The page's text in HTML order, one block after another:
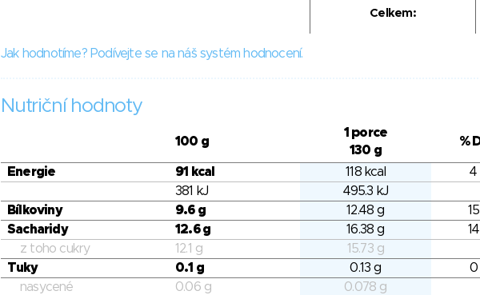
Celkem:
Jak hodnotíme? Podívejte se na náš systém hodnocení.
Nutriční hodnoty
100 g
1 porce
130 g
%
Energie 91 kcal 118 kcal
4
381 kJ
495.3 kJ
Bílkoviny
9.6 g 12.48 g
Sacharidy
12.6 g 16.38 g
z toho cukry
12.1 g
15.73 g
Tuky
0.1 g 0.13 g
0
nasycené
0.06 g
0.078 g